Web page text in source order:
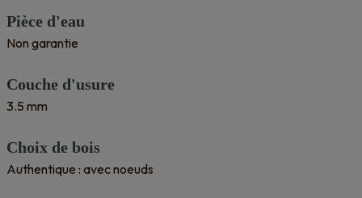
Pièce d'eau
Non garantie
Couche d'usure
3.5 mm
Choix de bois
Authentique : avec noeuds